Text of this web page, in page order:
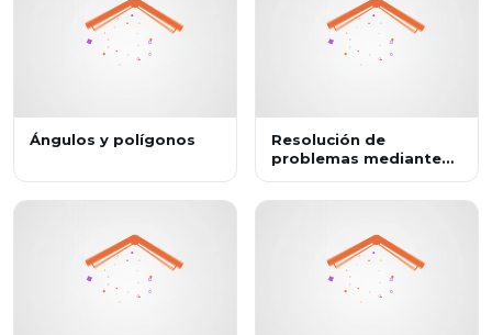
Ángulos y polígonos
Resolución de
problemas mediante